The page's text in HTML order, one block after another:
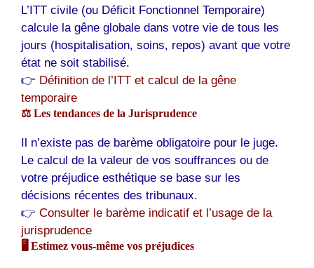
L’ITT civile (ou Déficit Fonctionnel Temporaire)
calcule la gêne globale dans votre vie de tous les
jours (hospitalisation, soins, repos) avant que votre
état ne soit stabilisé.
👉 Définition de l’ITT et calcul de la gêne
temporaire
⚖️ Les tendances de la Jurisprudence
Il n’existe pas de barème obligatoire pour le juge.
Le calcul de la valeur de vos souffrances ou de
votre préjudice esthétique se base sur les
décisions récentes des tribunaux.
👉 Consulter le barème indicatif et l’usage de la
jurisprudence
🖥️ Estimez vous-même vos préjudices